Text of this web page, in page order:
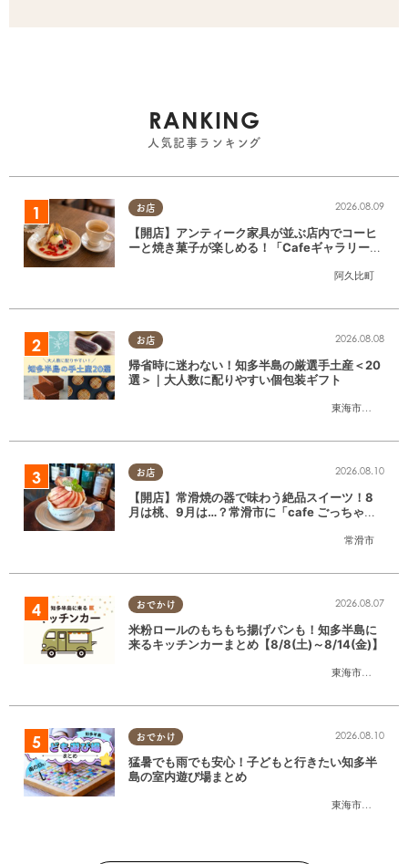
RANKING
人気記事ランキング
お店
阿久比町
2026.08.09
【開店】アンティーク家具が並ぶ店内でコーヒ
ーと焼き菓子が楽しめる！「CafeギャラリーA
お店
東海市大府市
2026.08.08
帰省時に迷わない！知多半島の厳選手土産＜20
選＞｜大人数に配りやすい個包装ギフト
お店
常滑市
2026.08.10
【開店】常滑焼の器で味わう絶品スイーツ！8
月は桃、9月は…？常滑市に「cafe ごっちゃ」
おでかけ
東海市大府市
2026.08.07
米粉ロールのもちもち揚げパンも！知多半島に
来るキッチンカーまとめ【8/8(土)～8/14(金)】
おでかけ
東海市大府市
2026.08.10
猛暑でも雨でも安心！子どもと行きたい知多半
島の室内遊び場まとめ